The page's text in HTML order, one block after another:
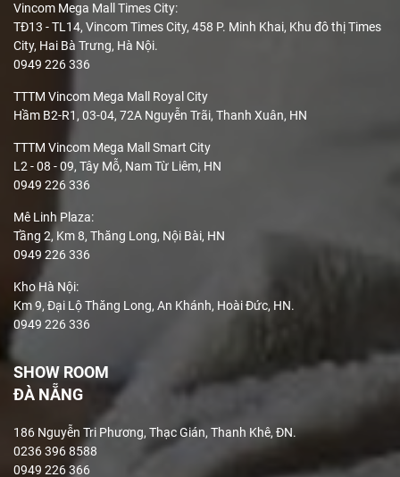
Vincom Mega Mall Times City:
TĐ13 - TL14, Vincom Times City, 458 P. Minh Khai, Khu đô thị Times
City, Hai Bà Trưng, Hà Nội.
0949 226 336
TTTM Vincom Mega Mall Royal City
Hầm B2-R1, 03-04, 72A Nguyễn Trãi, Thanh Xuân, HN
TTTM Vincom Mega Mall Smart City
L2 - 08 - 09, Tây Mỗ, Nam Từ Liêm, HN
0949 226 336
Mê Linh Plaza:
Tầng 2, Km 8, Thăng Long, Nội Bài, HN
0949 226 336
Kho Hà Nội:
Km 9, Đại Lộ Thăng Long, An Khánh, Hoài Đức, HN.
0949 226 336
SHOW ROOM
ĐÀ NẴNG
186 Nguyễn Tri Phương, Thạc Gián, Thanh Khê, ĐN.
0236 396 8588
0949 226 366